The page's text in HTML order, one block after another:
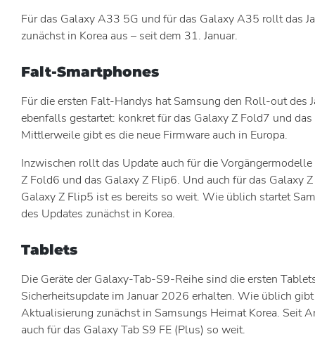
Für das Galaxy A33 5G und für das Galaxy A35 rollt das
zunächst in Korea aus – seit dem 31. Januar.
Falt-Smartphones
Für die ersten Falt-Handys hat Samsung den Roll-out des
ebenfalls gestartet: konkret für das Galaxy Z Fold7 und
Mittlerweile gibt es die neue Firmware auch in Europa.
Inzwischen rollt das Update auch für die
Z Fold6 und das Galaxy Z Flip6. Und auch für das Galaxy
Galaxy Z Flip5 ist es bereits so weit. Wie üblich startet
des Updates zunächst in Korea.
Tablets
Die Geräte der Galaxy-Tab-S9-Reihe sind die ersten
Sicherheitsupdate im Januar 2026 erhalten. Wie üblich
Aktualisierung zunächst in Samsungs Heimat Korea. Seit
auch für das Galaxy Tab S9 FE (Plus) so weit.